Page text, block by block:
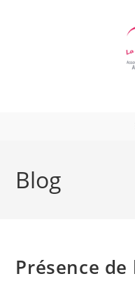
Blog
Présence de